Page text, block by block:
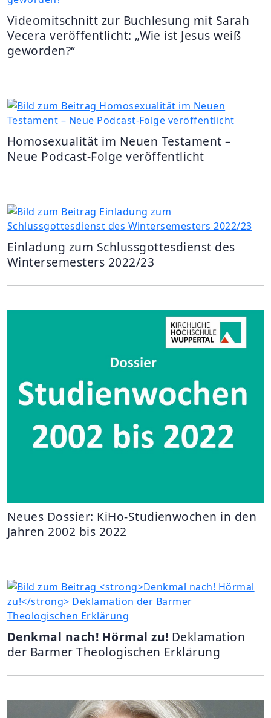
Videomitschnitt zur Buchlesung mit Sarah
Vecera veröffentlicht: „Wie ist Jesus weiß
geworden?“
Homosexualität im Neuen Testament –
Neue Podcast-Folge veröffentlicht
Einladung zum Schlussgottesdienst des
Wintersemesters 2022/23
Neues Dossier: KiHo-Studienwochen in den
Jahren 2002 bis 2022
Denkmal nach! Hörmal zu! Deklamation
der Barmer Theologischen Erklärung